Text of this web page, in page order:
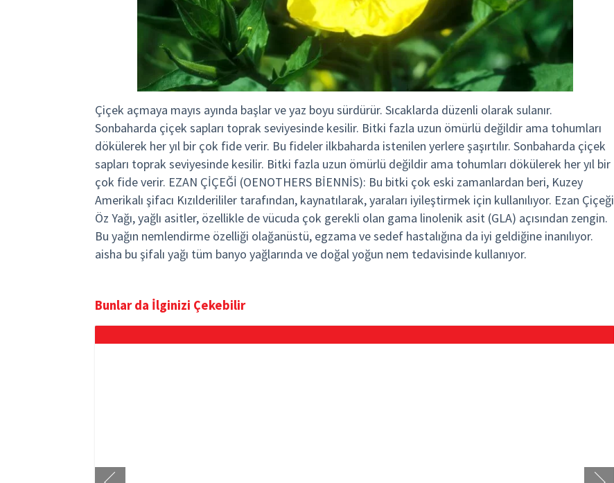
Çiçek açmaya mayıs ayında başlar ve yaz boyu sürdürür. Sıcaklarda düzenli olarak sulanır.
Sonbaharda çiçek sapları toprak seviyesinde kesilir. Bitki fazla uzun ömürlü değildir ama tohumları
dökülerek her yıl bir çok fide verir. Bu fideler ilkbaharda istenilen yerlere şaşırtılır. Sonbaharda çiçek
sapları toprak seviyesinde kesilir. Bitki fazla uzun ömürlü değildir ama tohumları dökülerek her yıl bir
çok fide verir. EZAN ÇİÇEĞİ (OENOTHERS BİENNİS): Bu bitki çok eski zamanlardan beri, Kuzey
Amerikalı şifacı Kızılderililer tarafından, kaynatılarak, yaraları iyileştirmek için kullanılıyor. Ezan Çiçeği
Öz Yağı, yağlı asitler, özellikle de vücuda çok gerekli olan gama linolenik asit (GLA) açısından zengin.
Bu yağın nemlendirme özelliği olağanüstü, egzama ve sedef hastalığına da iyi geldiğine inanılıyor.
aisha bu şifalı yağı tüm banyo yağlarında ve doğal yoğun nem tedavisinde kullanıyor.
Bunlar da İlginizi Çekebilir
Temmuz zam oranı belli oldu